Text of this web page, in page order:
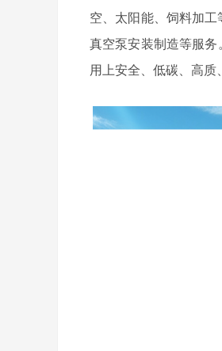
空、太阳能、饲料加工
真空泵安装制造等服
用上安全、低碳、高质